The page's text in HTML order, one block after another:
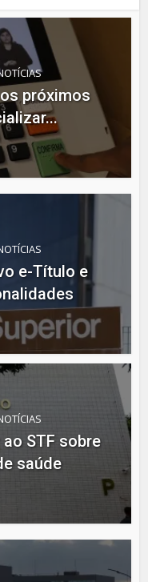
próximos
e-Título e
STF sobre
saúde